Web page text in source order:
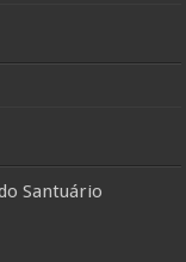
Santuário